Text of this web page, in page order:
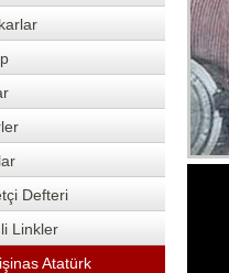
Defteri
Linkler
Atatürk